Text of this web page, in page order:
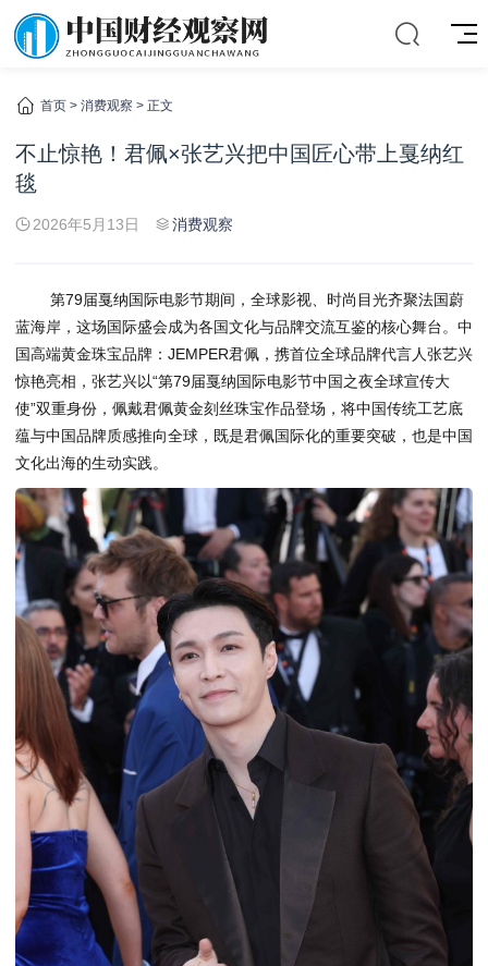
首页 > 消费观察 > 正文
不止惊艳！君佩×张艺兴把中国匠心带上戛纳红
毯
2026年5月13日 消费观察
第79届戛纳国际电影节期间，全球影视、时尚目光齐聚法国蔚
蓝海岸，这场国际盛会成为各国文化与品牌交流互鉴的核心舞台。中
国高端黄金珠宝品牌：JEMPER君佩，携首位全球品牌代言人张艺兴
惊艳亮相，张艺兴以“第79届戛纳国际电影节中国之夜全球宣传大
使”双重身份，佩戴君佩黄金刻丝珠宝作品登场，将中国传统工艺底
蕴与中国品牌质感推向全球，既是君佩国际化的重要突破，也是中国
文化出海的生动实践。